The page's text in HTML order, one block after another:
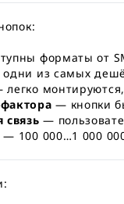
форматы от
из самых
легко
— кнопки
связь —
— 100 000…1 000